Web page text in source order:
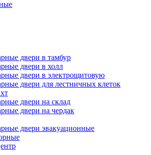
двери в тамбур
двери в холл
двери в электрощитовую
двери для лестничных клеток
двери на склад
двери на чердак
двери эвакуационные